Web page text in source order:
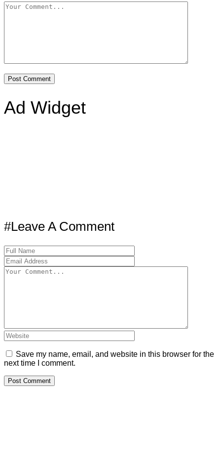
Ad Widget
#Leave A Comment
Save my name, email, and website in this browser for the
next time I comment.